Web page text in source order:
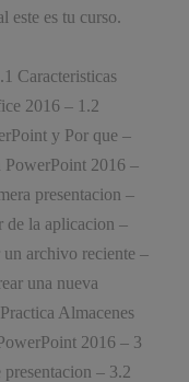
este es tu curso.
Caracteristicas
2016 – 1.2
y Por que –
PowerPoint 2016 –
presentacion –
de la aplicacion –
archivo reciente –
una nueva
Almacenes
2016 – 3
– 3.2